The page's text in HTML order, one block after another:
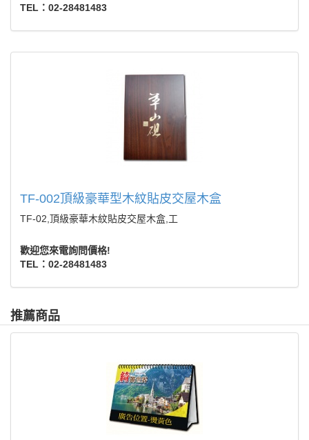
TEL：02-28481483
TF-002頂級豪華型木紋貼皮交屋木盒
TF-02,頂級豪華木紋貼皮交屋木盒,工
歡迎您來電詢問價格!
TEL：02-28481483
推薦商品